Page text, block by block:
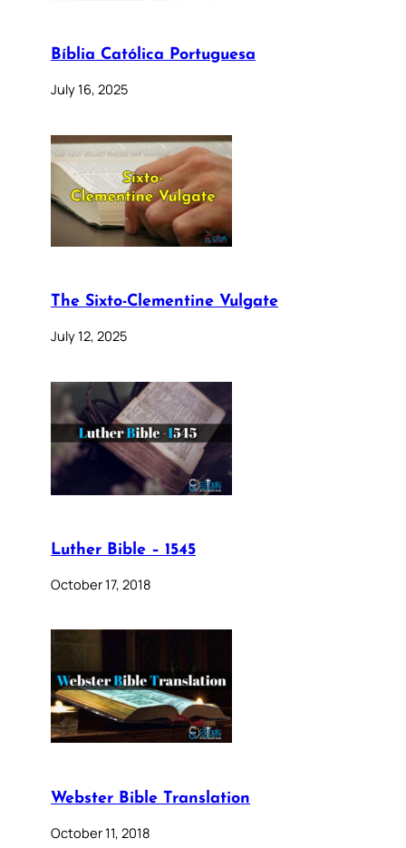
Bíblia Católica Portuguesa
July 16, 2025
The Sixto-Clementine Vulgate
July 12, 2025
Luther Bible – 1545
October 17, 2018
Webster Bible Translation
October 11, 2018